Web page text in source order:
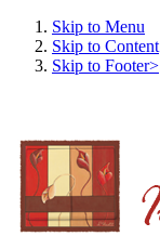
Skip to Menu
Skip to Content
Skip to Footer>